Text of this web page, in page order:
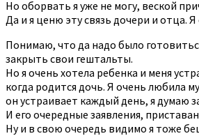
Но оборвать я уже не могу, веской
Да и я ценю эту связь дочери и отца.
Понимаю, что да надо было
закрыть свои гештальты.
Но я очень хотела ребенка и меня
когда родится дочь. Я очень любила
он устраивает каждый день, я думаю
И его очередные заявления,
Ну и в свою очередь видимо я тоже